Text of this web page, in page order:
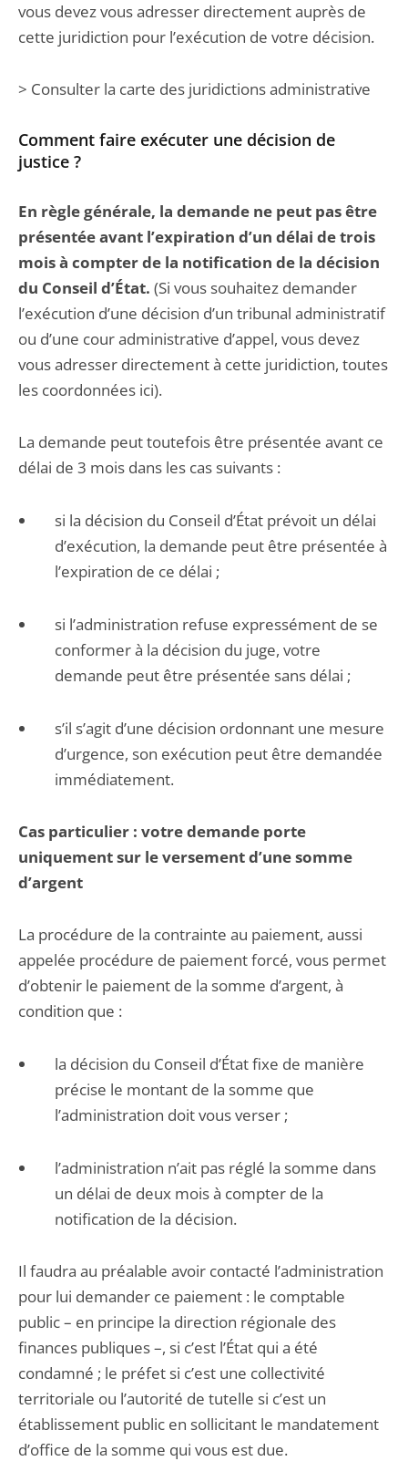
vous devez vous adresser directement auprès de
cette juridiction pour l’exécution de votre décision.
> Consulter la carte des juridictions administrative
Comment faire exécuter une décision de
justice ?
En règle générale, la demande ne peut pas être
présentée avant l’expiration d’un délai de trois
mois à compter de la notification de la décision
du Conseil d’État. (Si vous souhaitez demander
l’exécution d’une décision d’un tribunal administratif
ou d’une cour administrative d’appel, vous devez
vous adresser directement à cette juridiction, toutes
les coordonnées ici).
La demande peut toutefois être présentée avant ce
délai de 3 mois dans les cas suivants :
si la décision du Conseil d’État prévoit un délai
d’exécution, la demande peut être présentée à
l’expiration de ce délai ;
si l’administration refuse expressément de se
conformer à la décision du juge, votre
demande peut être présentée sans délai ;
s’il s’agit d’une décision ordonnant une mesure
d’urgence, son exécution peut être demandée
immédiatement.
Cas particulier : votre demande porte
uniquement sur le versement d’une somme
d’argent
La procédure de la contrainte au paiement, aussi
appelée procédure de paiement forcé, vous permet
d’obtenir le paiement de la somme d’argent, à
condition que :
la décision du Conseil d’État fixe de manière
précise le montant de la somme que
l’administration doit vous verser ;
l’administration n’ait pas réglé la somme dans
un délai de deux mois à compter de la
notification de la décision.
Il faudra au préalable avoir contacté l’administration
pour lui demander ce paiement : le comptable
public – en principe la direction régionale des
finances publiques –, si c’est l’État qui a été
condamné ; le préfet si c’est une collectivité
territoriale ou l’autorité de tutelle si c’est un
établissement public en sollicitant le mandatement
d’office de la somme qui vous est due.